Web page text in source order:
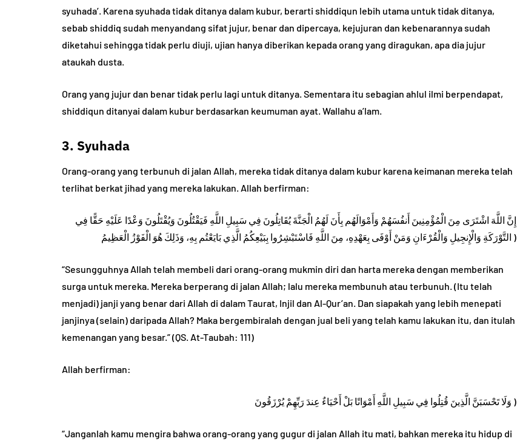
syuhada’. Karena syuhada tidak ditanya dalam kubur, berarti shiddiqun lebih utama untuk tidak ditanya,
sebab shiddiq sudah menyandang sifat jujur, benar dan dipercaya, kejujuran dan kebenarannya sudah
diketahui sehingga tidak perlu diuji, ujian hanya diberikan kepada orang yang diragukan, apa dia jujur
ataukah dusta.
Orang yang jujur dan benar tidak perlu lagi untuk ditanya. Sementara itu sebagian ahlul ilmi berpendapat,
shiddiqun ditanyai dalam kubur berdasarkan keumuman ayat. Wallahu a’lam.
3. Syuhada
Orang-orang yang terbunuh di jalan Allah, mereka tidak ditanya dalam kubur karena keimanan mereka telah
terlihat berkat jihad yang mereka lakukan. Allah berfirman:
إِنَّ اللَّهَ اشْتَرَى مِنَ الْمُؤْمِنِينَ أَنفُسَهُمْ وَأَمْوَالَهُم بِأَنَ لَهُمُ الْجَنَّةَ يُقَاتِلُونَ فِي سَبِيلِ اللَّهِ فَيَقْتُلُونَ وَيُقْتَلُونَ وَعْدًا عَلَيْهِ حَقًّا فِي
التَّوْرَكَةِ وَالْإِنجِيلِ وَالْقُرْءَانِ وَمَنْ أَوْفَى بِعَهْدِهِ، مِنَ اللَّهِ فَاسْتَبْشِرُوا بِبَيْعِكُمُ الَّذِي بَايَعْتُم بِهِ، وَذَلِكَ هُوَ الْفَوْزُ الْعَظِيمُ )
“Sesungguhnya Allah telah membeli dari orang-orang mukmin diri dan harta mereka dengan memberikan
surga untuk mereka. Mereka berperang di jalan Allah; lalu mereka membunuh atau terbunuh. (Itu telah
menjadi) janji yang benar dari Allah di dalam Taurat, Injil dan Al-Qur’an. Dan siapakah yang lebih menepati
janjinya (selain) daripada Allah? Maka bergembiralah dengan jual beli yang telah kamu lakukan itu, dan itulah
kemenangan yang besar.” (QS. At-Taubah: 111)
Allah berfirman:
وَلَا تَحْسَبَنَّ الَّذِينَ قُتِلُوا فِي سَبِيلِ اللَّهِ أَمْوَاتًا بَلْ أَحْيَاءٌ عِندَ رَبِّهِمْ يُرْزَقُونَ )
“Janganlah kamu mengira bahwa orang-orang yang gugur di jalan Allah itu mati, bahkan mereka itu hidup di